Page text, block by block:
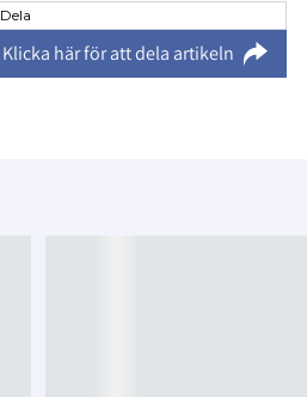
Dela
Klicka här för att dela artikeln